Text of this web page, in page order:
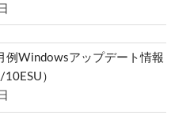
例Windowsアップデート情報
）